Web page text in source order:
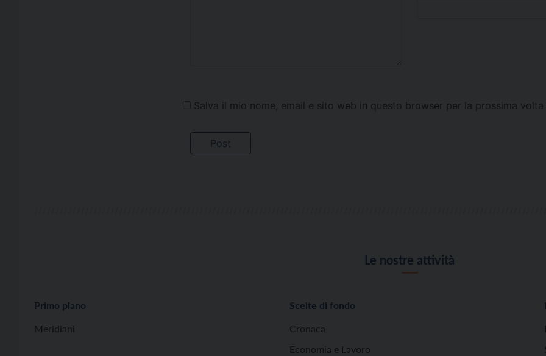
Salva il mio nome, email e sito web in questo browser per la prossima
Le nostre attività
Primo piano
Meridiani
Scelte di fondo
Cronaca
Economia e Lavoro